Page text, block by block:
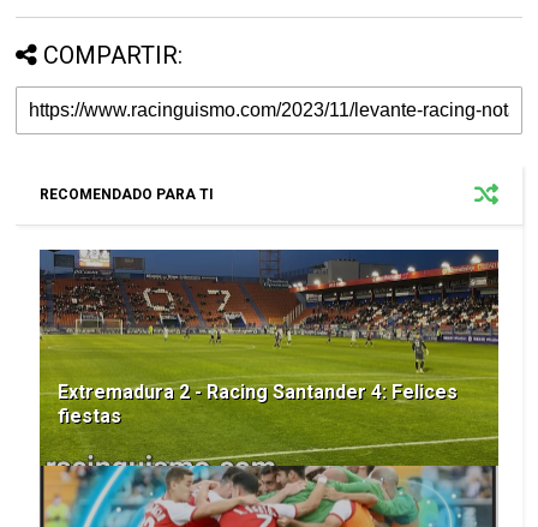
COMPARTIR:
RECOMENDADO PARA TI
Extremadura 2 - Racing Santander 4: Felices
fiestas